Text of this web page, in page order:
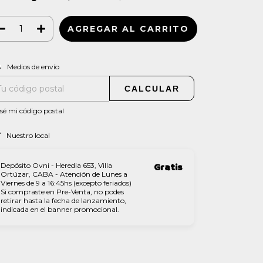
para el CP:
Medios de envío
CALCULAR
mi código postal
Nuestro local
Depósito Ovni - Heredia 653, Villa
Ortúzar, CABA - Atención de Lunes a
Viernes de 9 a 16:45hs (excepto feriados)
Si compraste en Pre-Venta, no podes
retirar hasta la fecha de lanzamiento,
indicada en el banner promocional.
Gratis